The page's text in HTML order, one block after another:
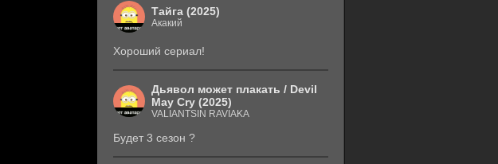
Тайга (2025)
Акакий
Хороший сериал!
Дьявол может плакать / Devil
May Cry (2025)
VALIANTSIN RAVIAKA
Будет 3 сезон ?